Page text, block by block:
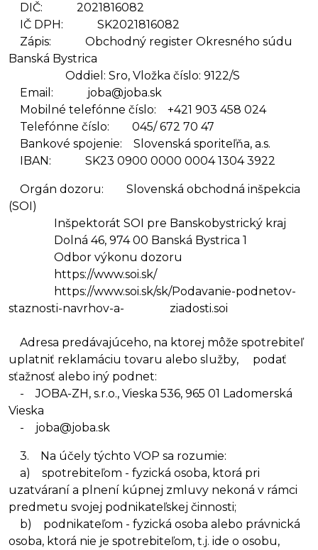
DIČ: 2021816082
IČ DPH: SK2021816082
Zápis: Obchodný register Okresného súdu
Banská Bystrica
Oddiel: Sro, Vložka číslo: 9122/S
Email: joba@joba.sk
Mobilné telefónne číslo: +421 903 458 024
Telefónne číslo: 045/ 672 70 47
Bankové spojenie: Slovenská sporiteľňa, a.s.
IBAN: SK23 0900 0000 0004 1304 3922
Orgán dozoru: Slovenská obchodná inšpekcia
(SOI)
Inšpektorát SOI pre Banskobystrický kraj
Dolná 46, 974 00 Banská Bystrica 1
Odbor výkonu dozoru
https://www.soi.sk/
https://www.soi.sk/sk/Podavanie-podnetov-
staznosti-navrhov-a- ziadosti.soi
Adresa predávajúceho, na ktorej môže spotrebiteľ
uplatniť reklamáciu tovaru alebo služby, podať
sťažnosť alebo iný podnet:
- JOBA-ZH, s.r.o., Vieska 536, 965 01 Ladomerská
Vieska
- joba@joba.sk
3. Na účely týchto VOP sa rozumie:
a) spotrebiteľom - fyzická osoba, ktorá pri
uzatváraní a plnení kúpnej zmluvy nekoná v rámci
predmetu svojej podnikateľskej činnosti;
b) podnikateľom - fyzická osoba alebo právnická
osoba, ktorá nie je spotrebiteľom, t.j. ide o osobu,